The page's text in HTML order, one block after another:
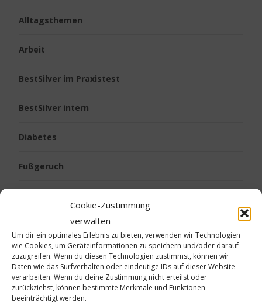
Cookie-Zustimmung
verwalten
Um dir ein optimales Erlebnis zu bieten, verwenden wir Technologien
wie Cookies, um Geräteinformationen zu speichern und/oder darauf
zuzugreifen. Wenn du diesen Technologien zustimmst, können wir
Daten wie das Surfverhalten oder eindeutige IDs auf dieser Website
verarbeiten. Wenn du deine Zustimmung nicht erteilst oder
zurückziehst, können bestimmte Merkmale und Funktionen
beeinträchtigt werden.
Alltagsthemen
Arbeit
BestSilver im Praxistest
BestSilver intern
Diabetes
Fußgeruch
Kinder
Körpergeruch